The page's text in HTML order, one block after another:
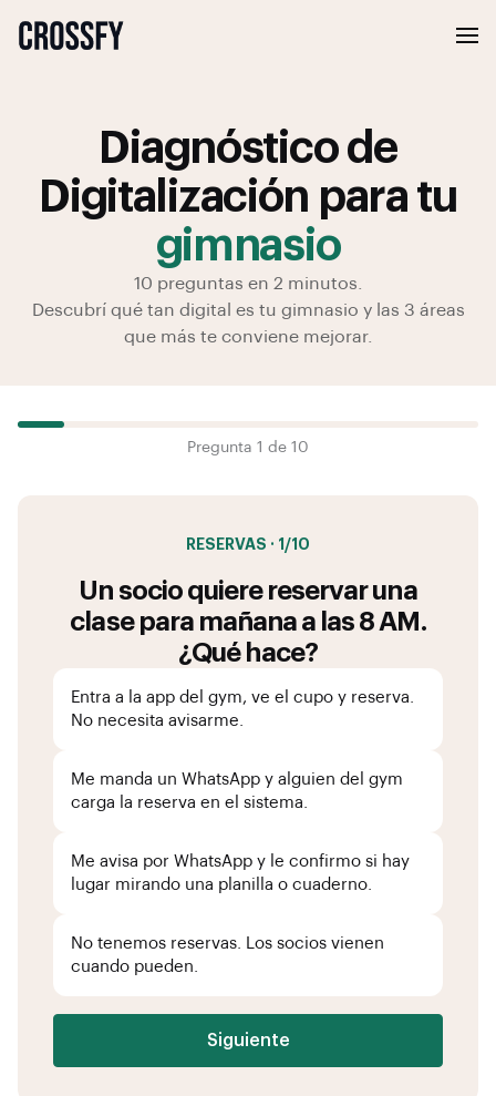
Diagnóstico de
Digitalización para tu
gimnasio
10 preguntas en 2 minutos.
Descubrí qué tan digital es tu gimnasio y las 3 áreas
que más te conviene mejorar.
Pregunta 1 de 10
RESERVAS · 1/10
Un socio quiere reservar una
clase para mañana a las 8 AM.
¿Qué hace?
Entra a la app del gym, ve el cupo y reserva.
No necesita avisarme.
Me manda un WhatsApp y alguien del gym
carga la reserva en el sistema.
Me avisa por WhatsApp y le confirmo si hay
lugar mirando una planilla o cuaderno.
No tenemos reservas. Los socios vienen
cuando pueden.
Siguiente